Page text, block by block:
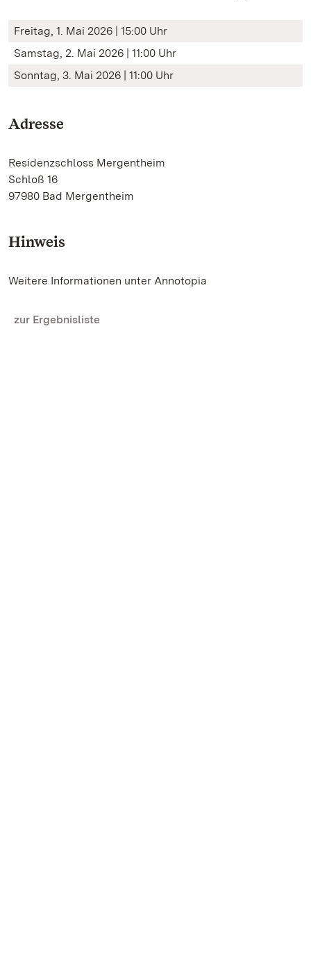
Freitag, 1. Mai 2026 | 15:00 Uhr
Samstag, 2. Mai 2026 | 11:00 Uhr
Sonntag, 3. Mai 2026 | 11:00 Uhr
Adresse
Residenzschloss Mergentheim
Schloß 16
97980 Bad Mergentheim
Hinweis
Weitere Informationen unter Annotopia
zur Ergebnisliste